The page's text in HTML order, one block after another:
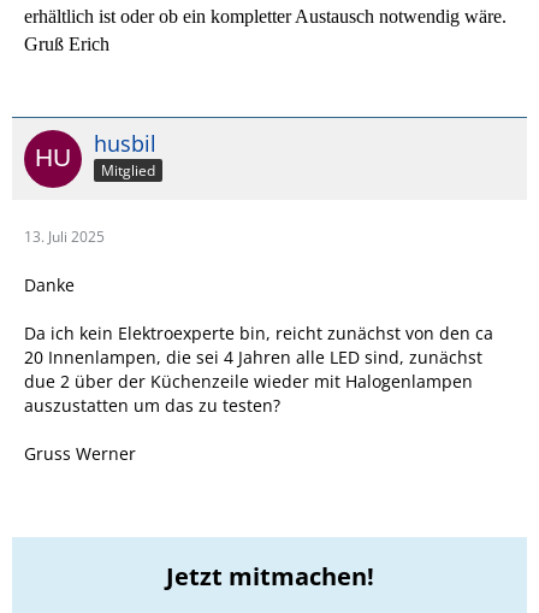
erhältlich ist oder ob ein kompletter Austausch notwendig wäre.
Gruß Erich
husbil
Mitglied
13. Juli 2025
Danke
Da ich kein Elektroexperte bin, reicht zunächst von den ca
20 Innenlampen, die sei 4 Jahren alle LED sind, zunächst
due 2 über der Küchenzeile wieder mit Halogenlampen
auszustatten um das zu testen?
Gruss Werner
Jetzt mitmachen!